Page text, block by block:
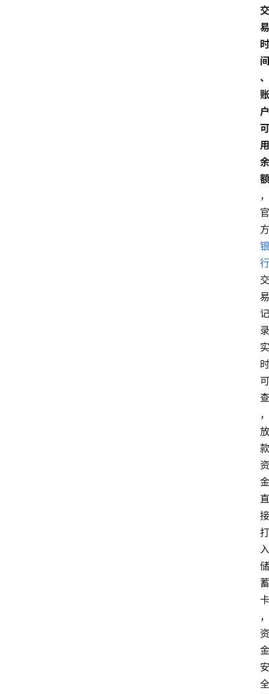
交
易
时
间
、
账
户
可
用
余
额
，
官
方
银
行
交
易
记
录
实
时
可
查
，
放
款
资
金
直
接
打
入
储
蓄
卡
，
资
金
安
全